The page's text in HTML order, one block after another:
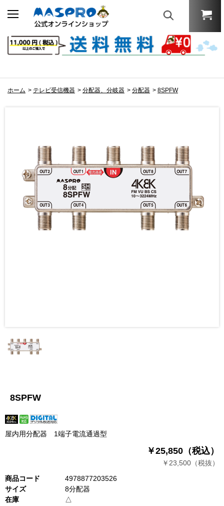
ホーム > テレビ受信機器 > 分配器、分岐器 > 分配器 > 8SPFW
8SPFW
屋内用分配器 1端子電流通過型
￥25,850（税込）
￥23,500（税抜）
商品コード
4978877203526
サイズ
8分配器
在庫
△